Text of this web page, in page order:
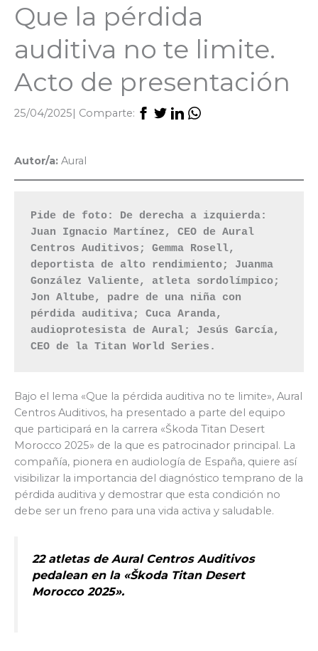
Que la pérdida
auditiva no te limite.
Acto de presentación
25/04/2025| Comparte:
Autor/a: Aural
Pide de foto: De derecha a izquierda:
Juan Ignacio Martínez, CEO de Aural
Centros Auditivos; Gemma Rosell,
deportista de alto rendimiento; Juanma
González Valiente, atleta sordolímpico;
Jon Altube, padre de una niña con
pérdida auditiva; Cuca Aranda,
audioprotesista de Aural; Jesús García,
CEO de la Titan World Series.
Bajo el lema «Que la pérdida auditiva no te limite», Aural
Centros Auditivos, ha presentado a parte del equipo
que participará en la carrera «Škoda Titan Desert
Morocco 2025» de la que es patrocinador principal. La
compañía, pionera en audiología de España, quiere así
visibilizar la importancia del diagnóstico temprano de la
pérdida auditiva y demostrar que esta condición no
debe ser un freno para una vida activa y saludable.
22 atletas de Aural Centros Auditivos
pedalean en la «Škoda Titan Desert
Morocco 2025».